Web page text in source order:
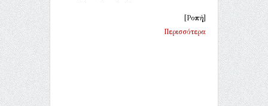
[Ροπή]
Περισσότερα